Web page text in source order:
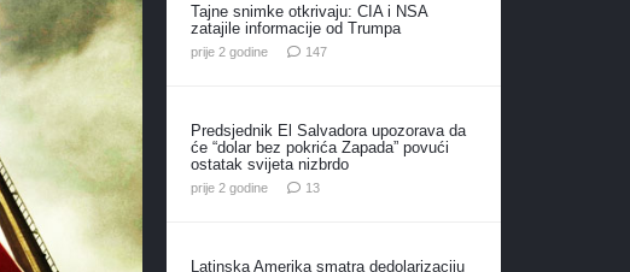
Tajne snimke otkrivaju: CIA i NSA
zatajile informacije od Trumpa
prije 2 godine 147komentara
Predsjednik El Salvadora upozorava da
će “dolar bez pokrića Zapada” povući
ostatak svijeta nizbrdo
prije 2 godine 13komentara
Latinska Amerika smatra dedolarizaciju